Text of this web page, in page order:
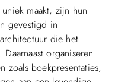
maakt, zijn hun
gevestigd in
die het
organiseren
zoals boekpresentaties,